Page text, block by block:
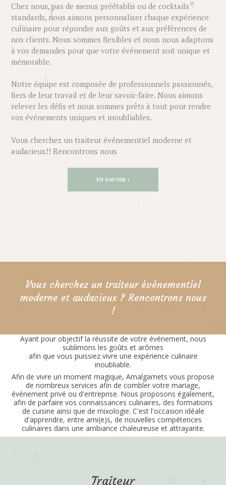
Chez nous, pas de menus préétablis ou de cocktails
standards, nous aimons personnaliser chaque expérience
culinaire pour répondre aux goûts et aux préférences de
nos clients. Nous sommes flexibles et nous nous adaptons
à vos demandes pour que votre événement soit unique et
mémorable.
Notre équipe est composée de professionnels passionnés,
fiers de leur travail et de leur savoir-faire. Nous aimons
relever les défis et nous sommes prêts à tout pour rendre
vos événements uniques et inoubliables.
Vous cherchez un traiteur événementiel moderne et
audacieux!! Rencontrons nous
EN SAVOIR +
Vous cherchez un traiteur événementiel
moderne et audacieux ? Rencontrons nous
!
Ayant pour objectif la réussite de votre événement, nous
sublimons les goûts et arômes
afin que vous puissiez vivre une expérience culinaire
inoubliable.
Afin de vivre un moment magique, Amalgamets vous propose
de nombreux services afin de combler votre mariage,
événement privé ou d'entreprise. Nous proposons également,
afin de parfaire vos connaissances culinaires, des formations
de cuisine ainsi que de mixologie. C'est l'occasion idéale
d'apprendre, entre ami(e)s, de nouvelles compétences
culinaires dans une ambiance chaleureuse et attrayante.
Traiteur